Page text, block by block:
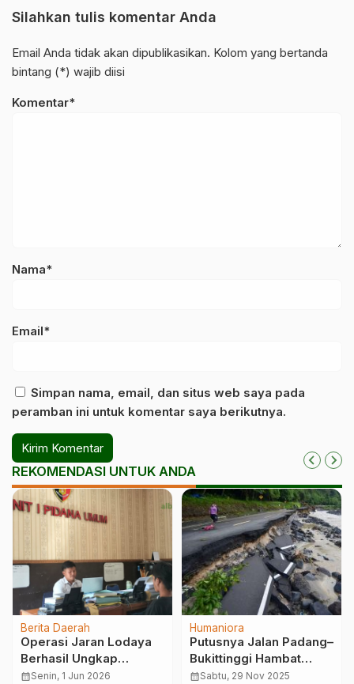
Silahkan tulis komentar Anda
Email Anda tidak akan dipublikasikan. Kolom yang bertanda
bintang (*) wajib diisi
Komentar*
Nama*
Email*
Simpan nama, email, dan situs web saya pada
peramban ini untuk komentar saya berikutnya.
REKOMENDASI UNTUK ANDA
Berita Daerah
Operasi Jaran Lodaya
Berhasil Ungkap
Curanmor di Banjar
calendar_monthSenin, 1 Jun 2026
Humaniora
Putusnya Jalan Padang–
Bukittinggi Hambat
Distribusi Bantuan ke
calendar_monthSabtu, 29 Nov 2025